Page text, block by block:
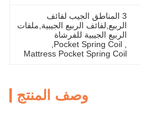
الربيع الجيبية للفرشاة
Pocket Spring Coil
Mattress Pocket Spring Coil
وصف المنتج